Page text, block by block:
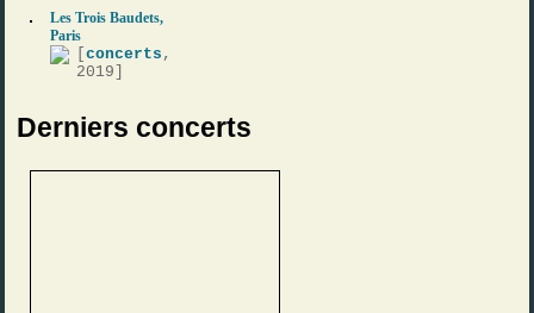
Les Trois Baudets,
Paris
[concerts ,
2019]
Derniers concerts